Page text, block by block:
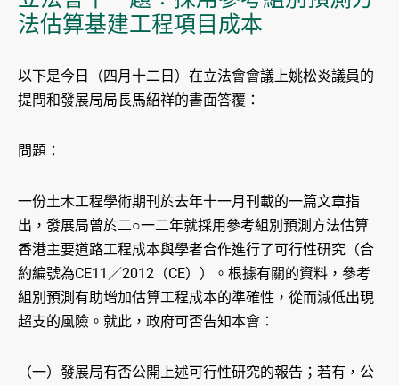
法估算基建工程項目成本
以下是今日（四月十二日）在立法會會議上姚松炎議員的
提問和發展局局長馬紹祥的書面答覆：
問題：
一份土木工程學術期刊於去年十一月刊載的一篇文章指
出，發展局曾於二○一二年就採用參考組別預測方法估算
香港主要道路工程成本與學者合作進行了可行性研究（合
約編號為CE11／2012（CE））。根據有關的資料，參考
組別預測有助增加估算工程成本的準確性，從而減低出現
超支的風險。就此，政府可否告知本會：
（一）發展局有否公開上述可行性研究的報告；若有，公